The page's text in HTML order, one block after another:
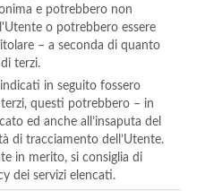
e potrebbero non
o potrebbero essere
– a seconda di quanto
terzi.
in seguito fossero
questi potrebbero – in
ed anche all’insaputa del
di tracciamento dell’Utente.
in merito, si consiglia di
dei servizi elencati.